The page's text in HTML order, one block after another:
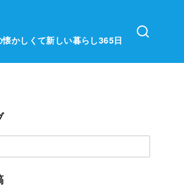
懐かしくて新しい暮らし365日